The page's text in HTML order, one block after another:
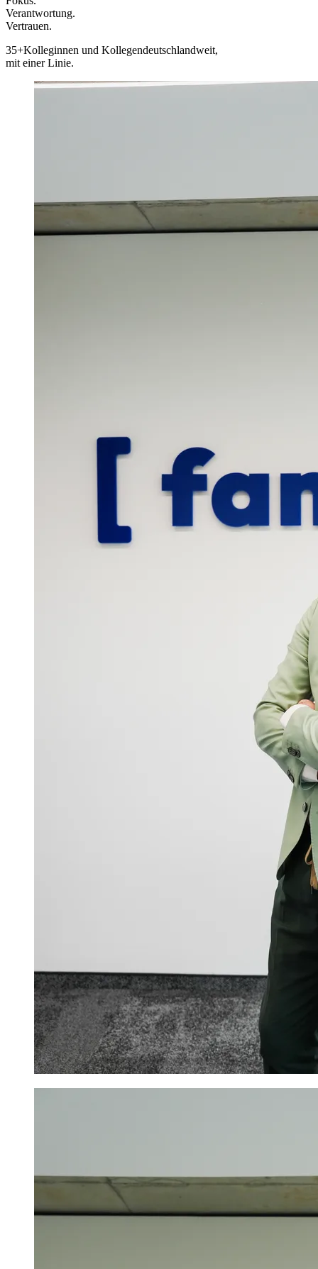
Verantwortung.
Vertrauen.
35+Kolleginnen und Kollegendeutschlandweit,
mit einer Linie.